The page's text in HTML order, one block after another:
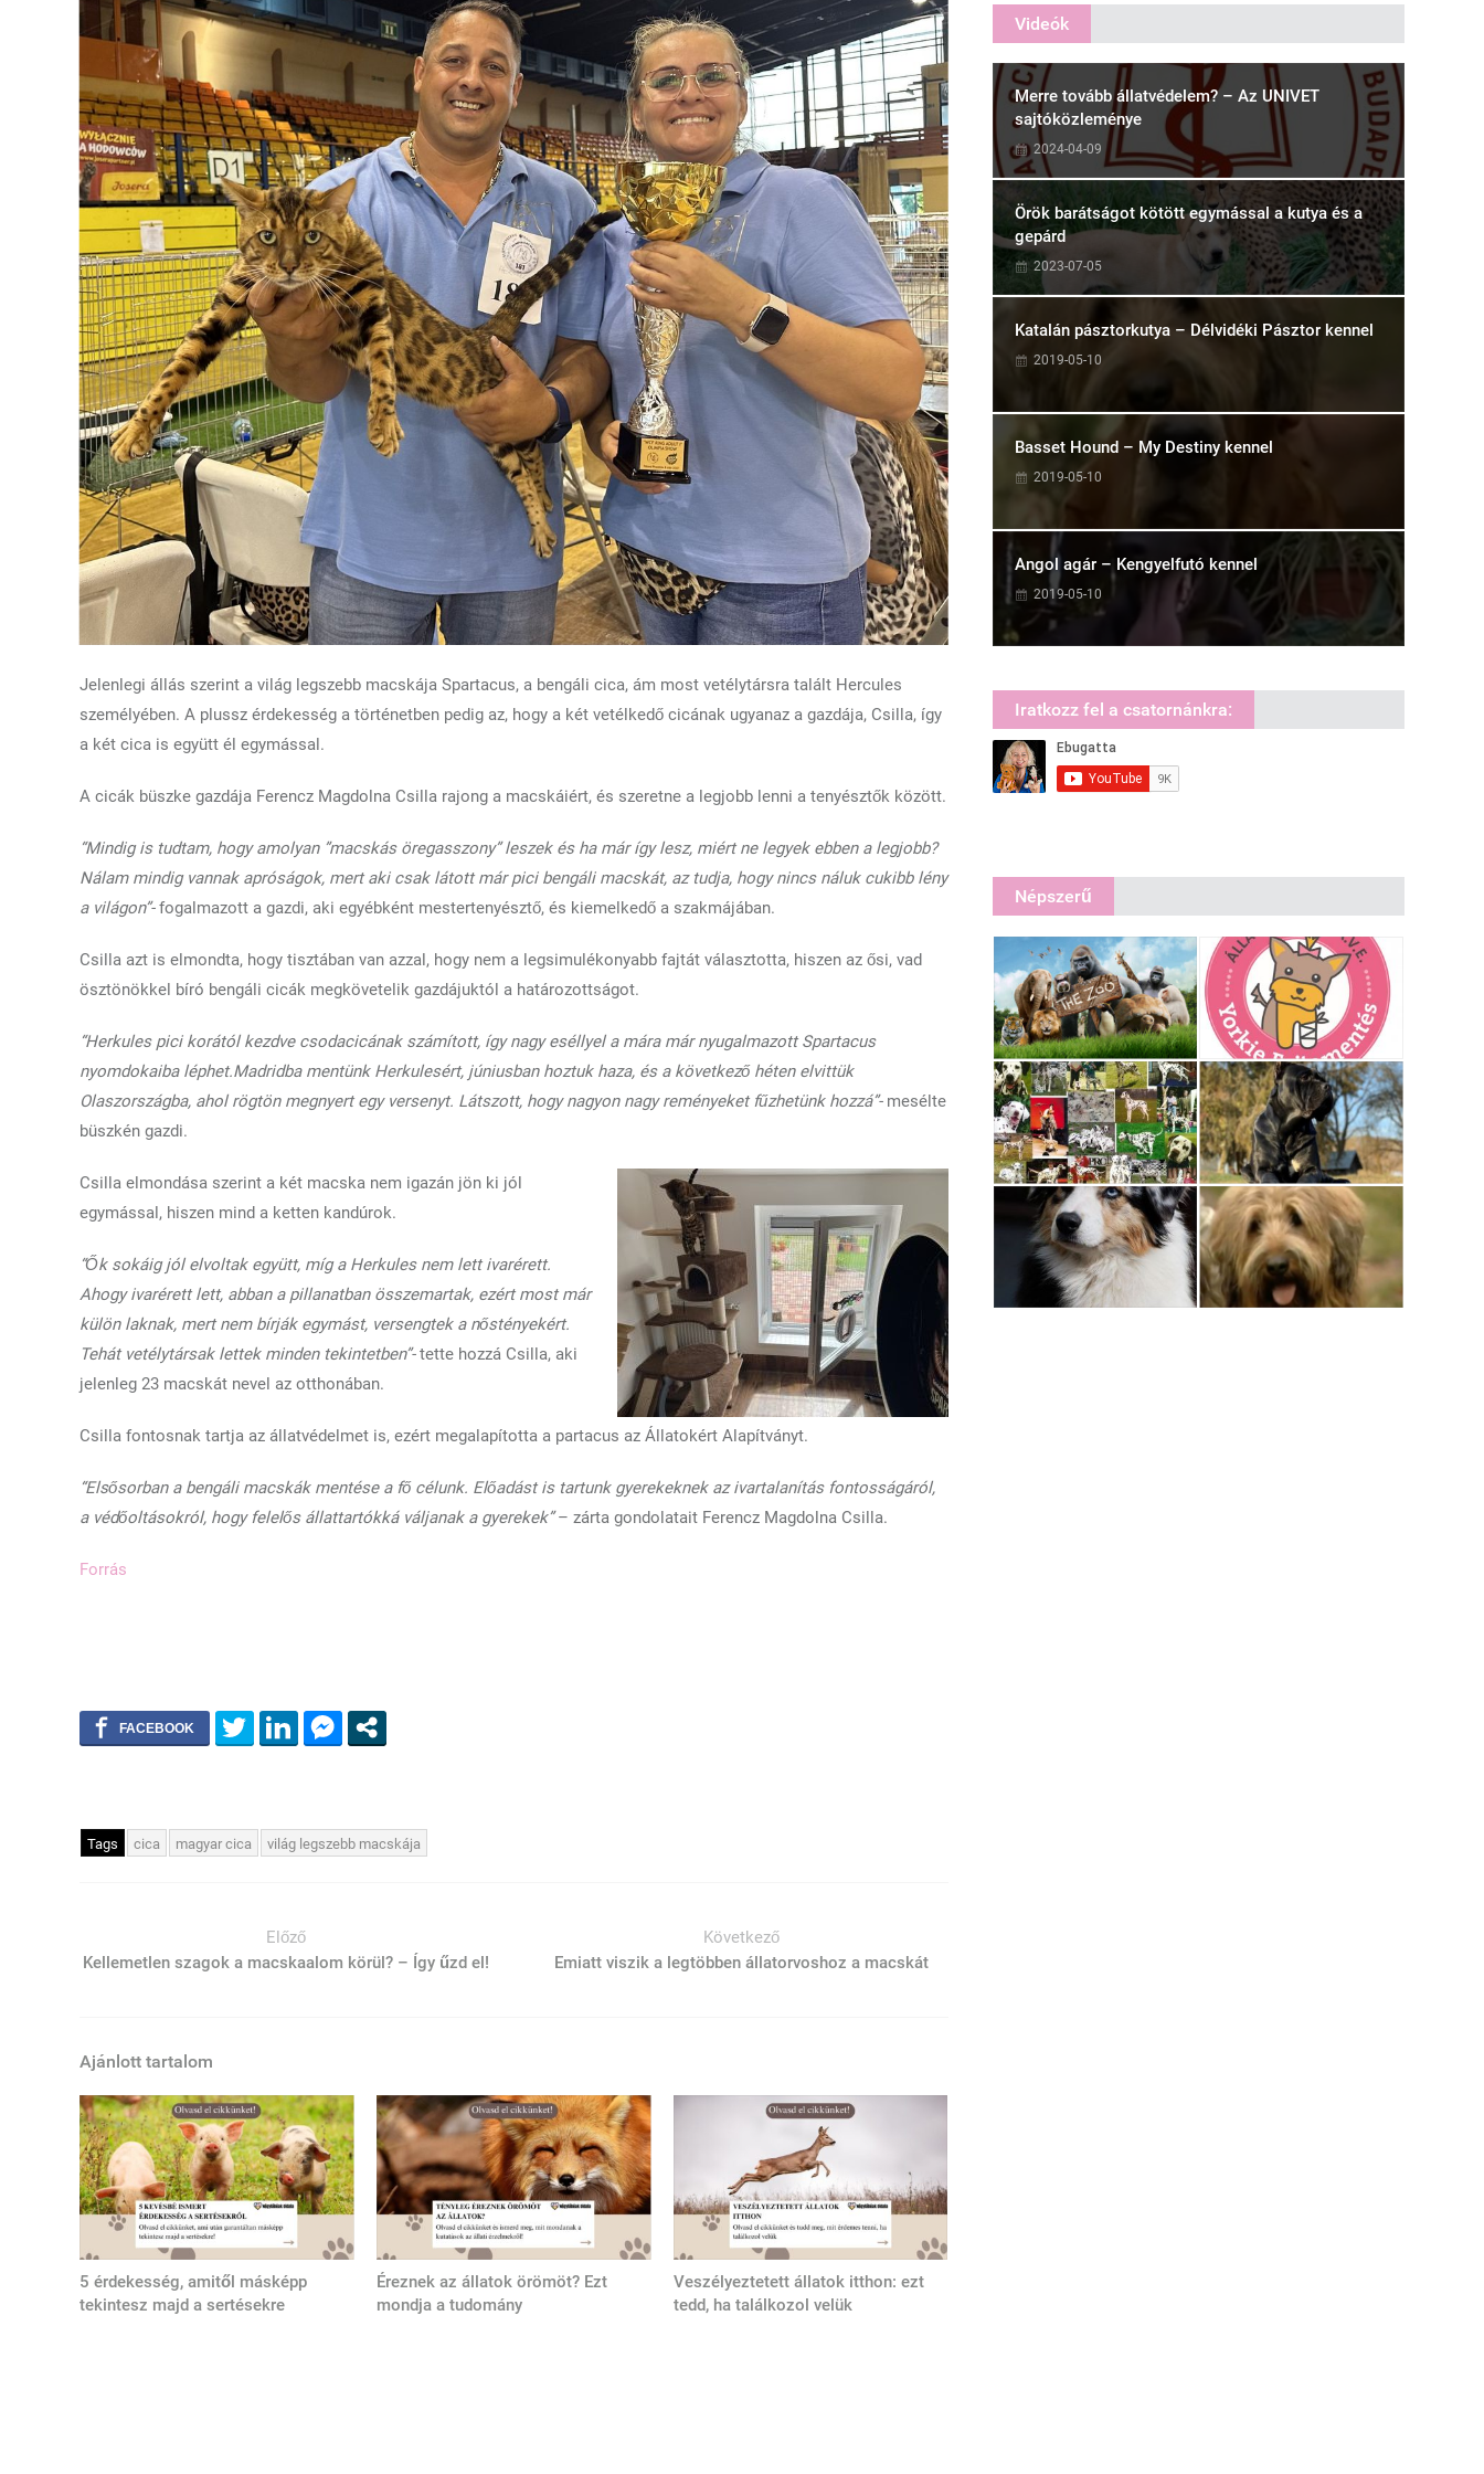
Jelenlegi állás szerint a világ legszebb macskája Spartacus, a bengáli cica, ám most vetélytársra talált Hercules
személyében. A plussz érdekesség a történetben pedig az, hogy a két vetélkedő cicának ugyanaz a gazdája, Csilla, így
a két cica is együtt él egymással.
A cicák büszke gazdája Ferencz Magdolna Csilla rajong a macskáiért, és szeretne a legjobb lenni a tenyésztők között.
“Mindig is tudtam, hogy amolyan ”macskás öregasszony” leszek és ha már így lesz, miért ne legyek ebben a legjobb?
Nálam mindig vannak apróságok, mert aki csak látott már pici bengáli macskát, az tudja, hogy nincs náluk cukibb lény
a világon”-fogalmazott a gazdi, aki egyébként mestertenyésztő, és kiemelkedő a szakmájában.
Csilla azt is elmondta, hogy tisztában van azzal, hogy nem a legsimulékonyabb fajtát választotta, hiszen az ősi, vad
ösztönökkel bíró bengáli cicák megkövetelik gazdájuktól a határozottságot.
“Herkules pici korától kezdve csodacicának számított, így nagy eséllyel a mára már nyugalmazott Spartacus
nyomdokaiba léphet.Madridba mentünk Herkulesért, júniusban hoztuk haza, és a következő héten elvittük
Olaszországba, ahol rögtön megnyert egy versenyt. Látszott, hogy nagyon nagy reményeket fűzhetünk hozzá”-mesélte
büszkén gazdi.
Csilla elmondása szerint a két macska nem igazán jön ki jól
egymással, hiszen mind a ketten kandúrok.
“Ők sokáig jól elvoltak együtt, míg a Herkules nem lett ivarérett.
Ahogy ivarérett lett, abban a pillanatban összemartak, ezért most már
külön laknak, mert nem bírják egymást, versengtek a nőstényekért.
Tehát vetélytársak lettek minden tekintetben”-tette hozzá Csilla, aki
jelenleg 23 macskát nevel az otthonában.
Csilla fontosnak tartja az állatvédelmet is, ezért megalapította a partacus az Állatokért Alapítványt.
“Elsősorban a bengáli macskák mentése a fő célunk. Előadást is tartunk gyerekeknek az ivartalanítás fontosságáról,
a védőoltásokról, hogy felelős állattartókká váljanak a gyerekek”– zárta gondolatait Ferencz Magdolna Csilla.
Forrás
Tags cica magyar cica világ legszebb macskája
Előző
Kellemetlen szagok a macskaalom körül? – Így űzd el!
Következő
Emiatt viszik a legtöbben állatorvoshoz a macskát
Ajánlott tartalom
5 érdekesség, amitől másképp
tekintesz majd a sertésekre
Éreznek az állatok örömöt? Ezt
mondja a tudomány
Veszélyeztetett állatok itthon: ezt
tedd, ha találkozol velük
Videók
Merre tovább állatvédelem? – Az UNIVET
sajtóközleménye
2024-04-09
Örök barátságot kötött egymással a kutya és a
gepárd
2023-07-05
Katalán pásztorkutya – Délvidéki Pásztor kennel
2019-05-10
Basset Hound – My Destiny kennel
2019-05-10
Angol agár – Kengyelfutó kennel
2019-05-10
Iratkozz fel a csatornánkra:
Népszerű